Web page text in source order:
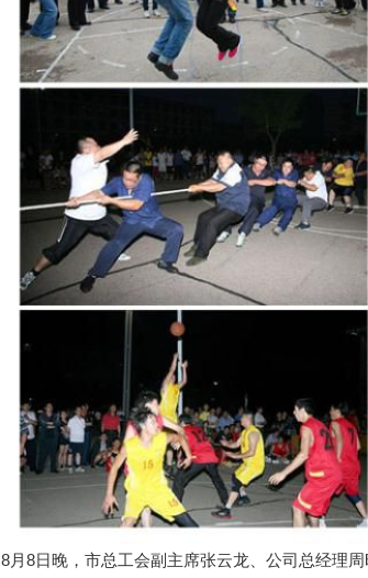
8月8日晚，市总工会副主席张云龙、公司总经理